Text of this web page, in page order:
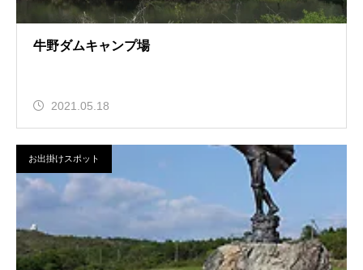
牛野ダムキャンプ場
2021.05.18
お出掛けスポット